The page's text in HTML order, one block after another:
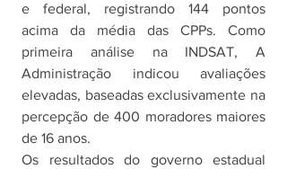
e federal, registrando 144 pontos
acima da média das CPPs. Como
primeira análise na INDSAT, A
Administração indicou avaliações
elevadas, baseadas exclusivamente na
percepção de 400 moradores maiores
de 16 anos.
Os resultados do governo estadual